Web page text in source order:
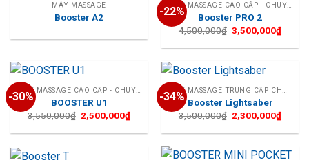
MÁY MASSAGE
Booster A2 -22%
Booster PRO 2
4,500,000₫ Giá
gốc
là:
3,500,000₫Giá
tại
-30%
BOOSTER U1
3,550,000₫ Giá
gốc
là:
2,500,000₫Giá
tại
2,500,000₫.
-34% Booster Lightsaber
3,500,000₫ Giá
gốc
là:
2,300,000₫Giá
tại